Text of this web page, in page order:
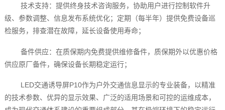
技术支持：提供终身技术咨询服务，协助用户进行控制软件升
级、参数调整、信息发布系统优化；定期（每半年）提供免费设备巡
检服务，排查潜在故障，延长设备使用寿命；
备件供应：在质保期内免费提供维修备件，质保期外以优惠价格
供应原厂备件，确保设备长期稳定运行；
LED交通诱导屏P10作为户外交通信息显示的专业装备，以精准
的技术参数、优异的显示效果、广泛的适用场景和可控的运维成本，